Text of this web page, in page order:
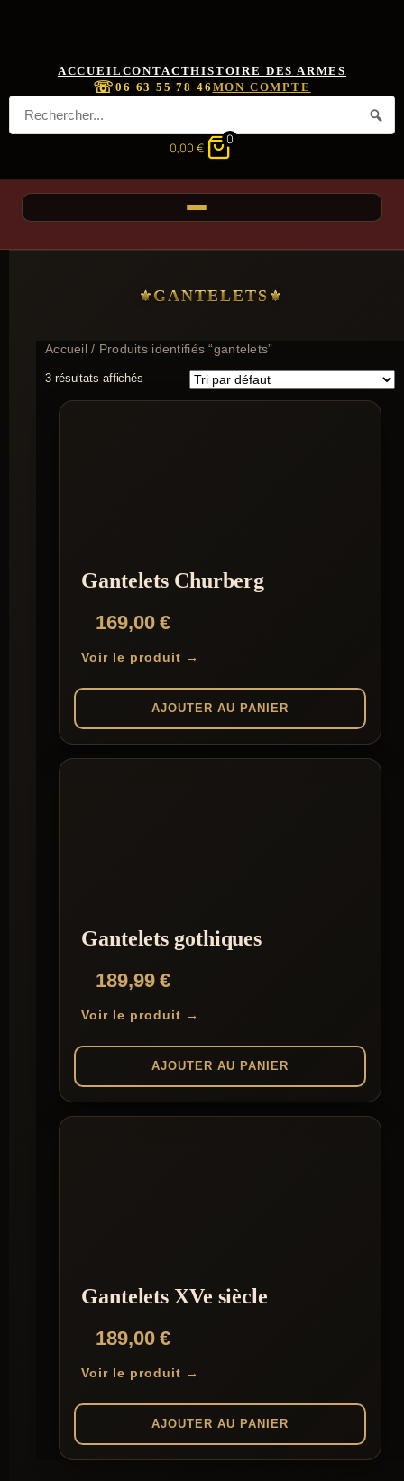
ACCUEIL CONTACTHISTOIRE DES ARMES
☏06 63 55 78 46 MON COMPTE
0,00 €
0
GANTELETS
Accueil/ Produits identifiés “gantelets”
3 résultats affichés
Gantelets Churberg
169,00€
Voir le produit →
AJOUTER AU PANIER
Gantelets gothiques
189,99€
Voir le produit →
AJOUTER AU PANIER
Gantelets XVe siècle
189,00€
Voir le produit →
AJOUTER AU PANIER